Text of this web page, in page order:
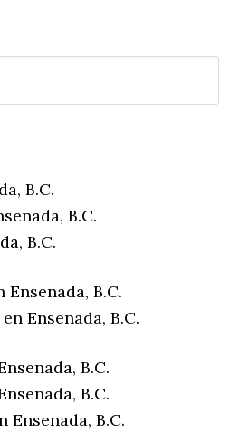
B.C.
B.C.
B.C.
B.C.
Ensenada, B.C.
B.C.
B.C.
Ensenada, B.C.